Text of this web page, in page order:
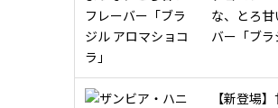
な、とろ
バー「ブラ
【新登場